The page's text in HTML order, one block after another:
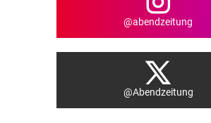
@abendzeitung
@Abendzeitung